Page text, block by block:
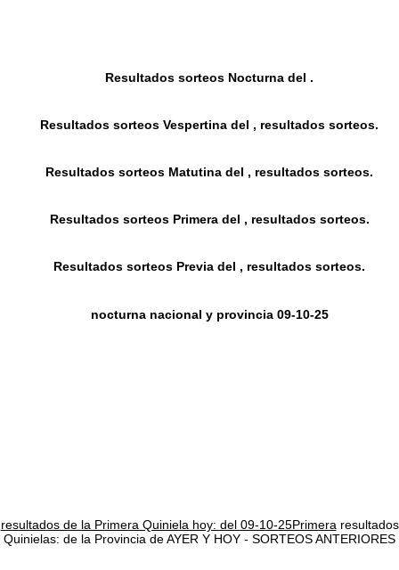
Resultados sorteos Nocturna del .
Resultados sorteos Vespertina del , resultados sorteos.
Resultados sorteos Matutina del , resultados sorteos.
Resultados sorteos Primera del , resultados sorteos.
Resultados sorteos Previa del , resultados sorteos.
nocturna nacional y provincia 09-10-25
resultados de la Primera Quiniela hoy: del 09-10-25Primera resultados
Quinielas: de la Provincia de AYER Y HOY - SORTEOS ANTERIORES